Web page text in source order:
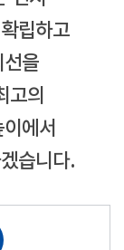
립하고
선을
고의
에서
습니다.